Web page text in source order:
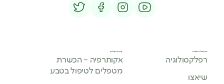
נושאי בלוג מובילים
רפלקסולוגיה
שיאצו
קורסים מובילים
אקותרפיה – הכשרת
מטפלים לטיפול בטבע